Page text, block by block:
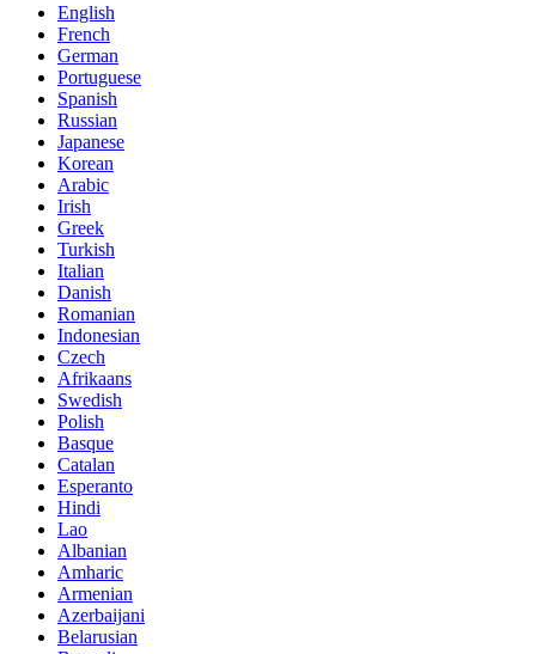
English
French
German
Portuguese
Spanish
Russian
Japanese
Korean
Arabic
Irish
Greek
Turkish
Italian
Danish
Romanian
Indonesian
Czech
Afrikaans
Swedish
Polish
Basque
Catalan
Esperanto
Hindi
Lao
Albanian
Amharic
Armenian
Azerbaijani
Belarusian